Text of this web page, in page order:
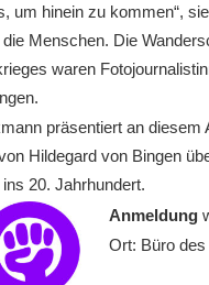
um hinein zu kommen“,
Menschen. Die
waren
präsentiert an diesem
Hildegard von Bingen
20. Jahrhundert.
Anmeldung
Ort: Büro